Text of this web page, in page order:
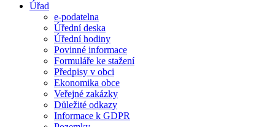
Úřad
e-podatelna
Úřední deska
Úřední hodiny
Povinné informace
Formuláře ke stažení
Předpisy v obci
Ekonomika obce
Veřejné zakázky
Důležité odkazy
Informace k GDPR